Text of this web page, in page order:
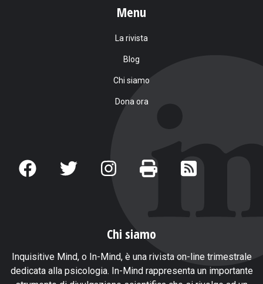
Menu
La rivista
Blog
Chi siamo
Dona ora
Chi siamo
Inquisitive Mind, o In-Mind, è una rivista on-line trimestrale
dedicata alla psicologia. In-Mind rappresenta un importante